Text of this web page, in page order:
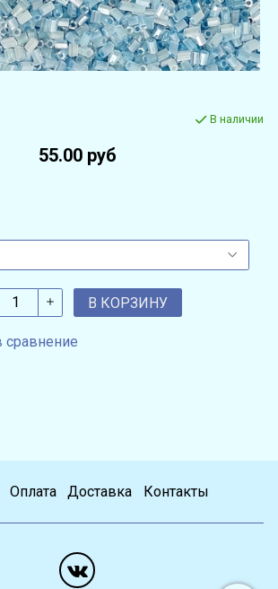
В наличии
55.00 руб
В КОРЗИНУ
сравнение
Оплата Доставка Контакты